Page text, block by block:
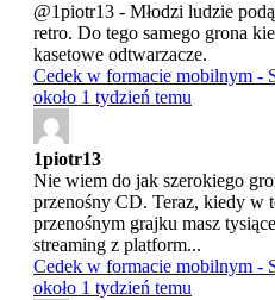
@1piotr13 - Młodzi ludzie
retro. Do tego samego grona
kasetowe odtwarzacze.
Cedek w formacie mobilnym -
około 1 tydzień temu
1piotr13
Nie wiem do jak szerokiego
przenośny CD. Teraz, kiedy w
przenośnym grajku masz
streaming z platform...
Cedek w formacie mobilnym -
około 1 tydzień temu